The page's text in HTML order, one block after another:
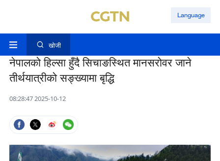
Language
खोजी
नेपालको हिल्सा हुँदै सिचाङस्थित मानसरोवर जाने
तीर्थयात्रीको सङ्ख्यामा बृद्धि
08:28:47 2025-10-12